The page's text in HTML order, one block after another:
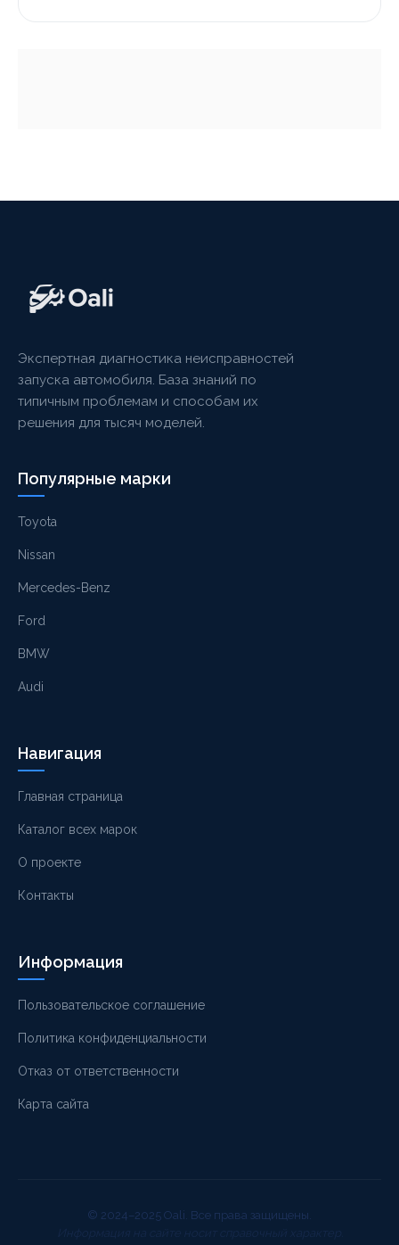
Экспертная диагностика неисправностей
запуска автомобиля. База знаний по
типичным проблемам и способам их
решения для тысяч моделей.
Популярные марки
Toyota
Nissan
Mercedes-Benz
Ford
BMW
Audi
Навигация
Главная страница
Каталог всех марок
О проекте
Контакты
Информация
Пользовательское соглашение
Политика конфиденциальности
Отказ от ответственности
Карта сайта
© 2024–2025 Oali. Все права защищены.